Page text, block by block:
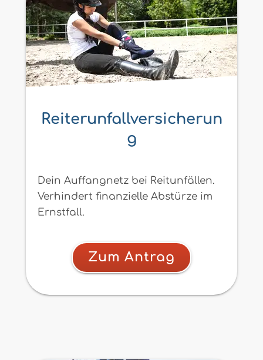
Reiterunfallversicherun
g
Dein Auffangnetz bei Reitunfällen.
Verhindert finanzielle Abstürze im
Ernstfall.
Zum Antrag